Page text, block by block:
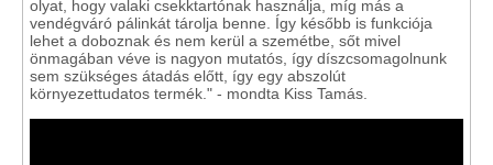
olyat, hogy valaki csekktartónak használja, míg más a
vendégváró pálinkát tárolja benne. Így később is funkciója
lehet a doboznak és nem kerül a szemétbe, sőt mivel
önmagában véve is nagyon mutatós, így díszcsomagolnunk
sem szükséges átadás előtt, így egy abszolút
környezettudatos termék." - mondta Kiss Tamás.